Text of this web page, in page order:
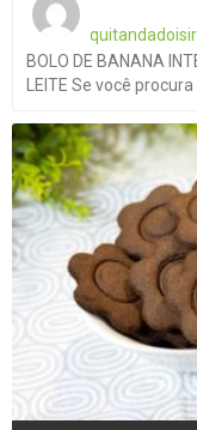
BOLO DE BANANA
LEITE Se você